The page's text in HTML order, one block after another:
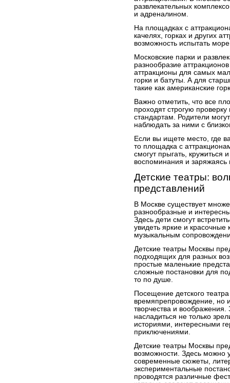
развлекательных
и адреналином.
На площадках с
качелях, горках и других
возможность испытать
Московские парки и
разнообразие
аттракционы для самых
горки и батуты. А для
такие как американские
Важно отметить, что все
проходят строгую
стандартам. Родители
наблюдать за ними с
Если вы ищете место, где
то площадка с
смогут прыгать, кружиться
воспоминания и заряжаясь
Детские театры:
представлений
В Москве существует
разнообразные и
Здесь дети смогут
увидеть яркие и
музыкальным
Детские театры Москвы
подходящих для разных
простые маленькие
сложные постановки для
то по душе.
Посещение детского
времяпрепровождение, но
творчества и
насладиться не только
историями, интересными
приключениями.
Детские театры Москвы
возможности. Здесь можно
современные сюжеты,
экспериментальные
проводятся различные